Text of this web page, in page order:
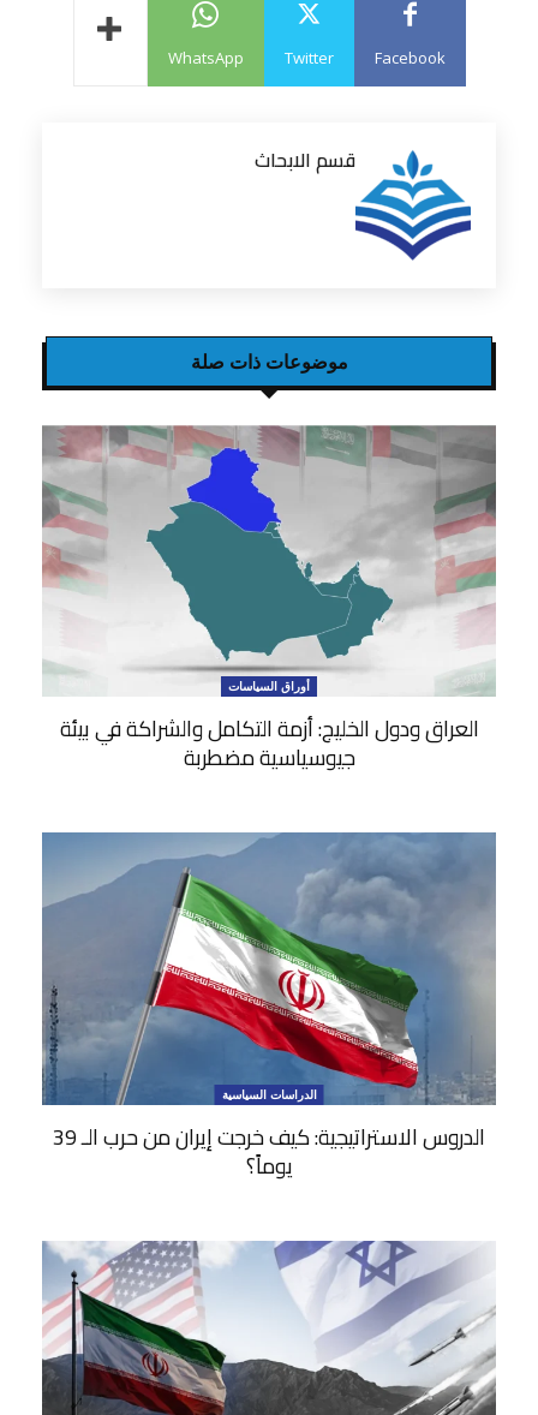
Facebook
Twitter
WhatsApp
قسم الابحاث
موضوعات ذات صلة
أوراق السياسات
العراق ودول الخليج: أزمة التكامل والشراكة في بيئة
جيوسياسية مضطربة
الدراسات السياسية
الدروس الاستراتيجية: كيف خرجت إيران من حرب الـ 39
يوماً؟